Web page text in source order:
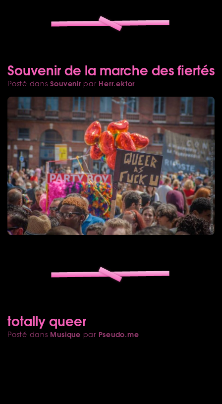
Souvenir de la marche des fiertés
Posté dansSouvenirpar Herr.ektor
totally queer
Posté dans Musique par Pseudo.me